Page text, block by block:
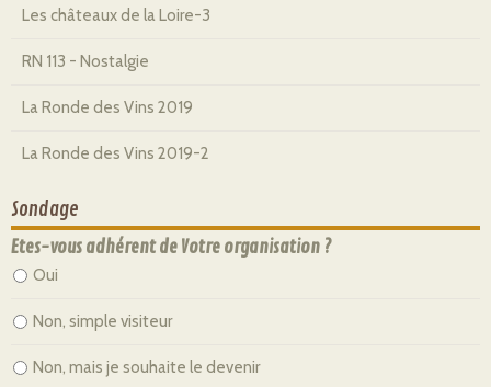
Les châteaux de la Loire-3
RN 113 - Nostalgie
La Ronde des Vins 2019
La Ronde des Vins 2019-2
Sondage
Etes-vous adhérent de Votre organisation ?
Oui
Non, simple visiteur
Non, mais je souhaite le devenir